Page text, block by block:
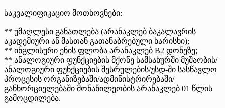
საკვალიფიკაციო მოთხოვნები:
** უმაღლესი განათლება (არანაკლებ ბაკალავრის
აკადემიური ან მასთან გათანაბრებული ხარისხი);
** ინგლისური ენის ფლობა არანაკლებ B2 დონეზე;
** ანალოგიური ფუნქციების მქონე სამსახურში მუშაობის/
ანალოგიური ფუნქციების შესრულების/უსდ-ში სასწავლო
პროცესის ორგანიზებაში/ადმინისტრირებაში/
განხორციელებაში მონაწილეობის არანაკლებ 01 წლის
გამოცდილება.